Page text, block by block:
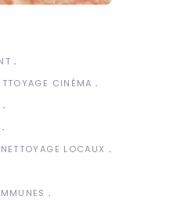
CINÉMA
NETTOYAGE LOCAUX